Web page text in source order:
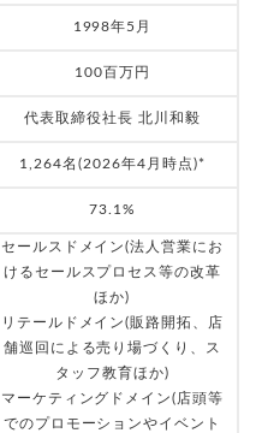
1998年5月
100百万円
代表取締役社長 北川和毅
1,264名(2026年4月時点)*
73.1%
セールスドメイン(法人営業にお
けるセールスプロセス等の改革
ほか)
リテールドメイン(販路開拓、店
舗巡回による売り場づくり、ス
タッフ教育ほか)
マーケティングドメイン(店頭等
でのプロモーションやイベント